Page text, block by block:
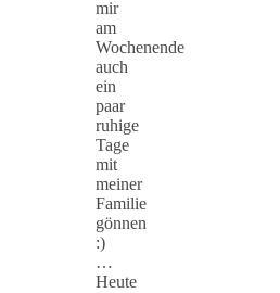
mir
am
Wochenende
auch
ein
paar
ruhige
Tage
mit
meiner
Familie
gönnen
:)
…
Heute